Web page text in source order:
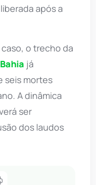
após a
o trecho da
Bahia já
seis mortes
A dinâmica
ser
dos laudos